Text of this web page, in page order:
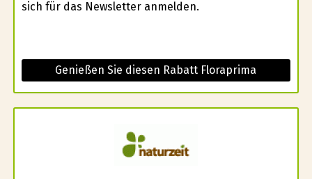
sich für das Newsletter anmelden.
Genießen Sie diesen Rabatt Floraprima